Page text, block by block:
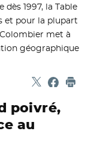
1997, la Table
et pour la plupart
met à
géographique
Partager
- Nouvelle
-
poivré,
au